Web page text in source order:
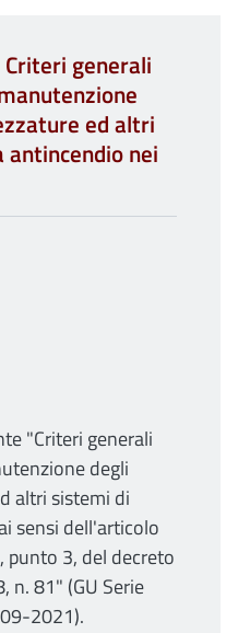
generali
ed altri
nei
"Criteri generali
degli
altri sistemi di
sensi dell'articolo
punto 3, del decreto
n. 81" (GU Serie
2021).